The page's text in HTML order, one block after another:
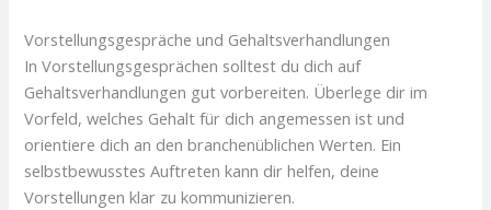
Vorstellungsgespräche und Gehaltsverhandlungen
In Vorstellungsgesprächen solltest du dich auf
Gehaltsverhandlungen gut vorbereiten. Überlege dir im
Vorfeld, welches Gehalt für dich angemessen ist und
orientiere dich an den branchenüblichen Werten. Ein
selbstbewusstes Auftreten kann dir helfen, deine
Vorstellungen klar zu kommunizieren.